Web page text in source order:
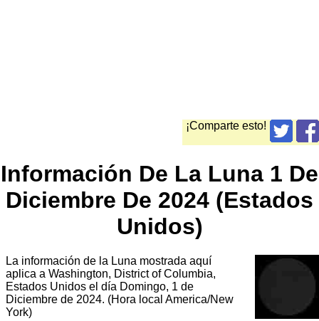
¡Comparte esto!
Información De La Luna 1 De
Diciembre De 2024 (Estados
Unidos)
La información de la Luna mostrada aquí
aplica a Washington, District of Columbia,
Estados Unidos el día Domingo, 1 de
Diciembre de 2024. (Hora local America/New
York)